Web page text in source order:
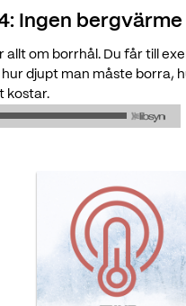
Ingen
allt om borrhål. Du får till
djupt man måste borra,
kostar.